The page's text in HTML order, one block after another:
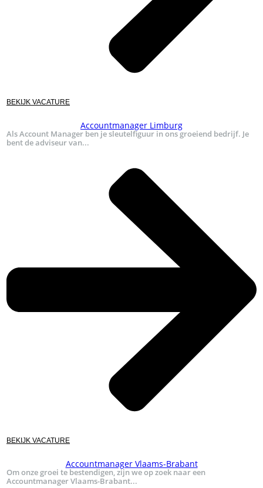
BEKIJK VACATURE
Accountmanager Limburg
Als Account Manager ben je sleutelfiguur in ons groeiend bedrijf. Je
bent de adviseur van...
BEKIJK VACATURE
Accountmanager Vlaams-Brabant
Om onze groei te bestendigen, zijn we op zoek naar een
Accountmanager Vlaams-Brabant...